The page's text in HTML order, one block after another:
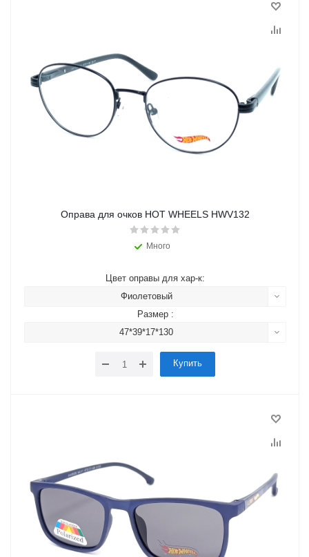
Оправа для очков HOT WHEELS HWV132
Много
Цвет оправы для хар-к:
Фиолетовый
Размер :
47*39*17*130
Купить